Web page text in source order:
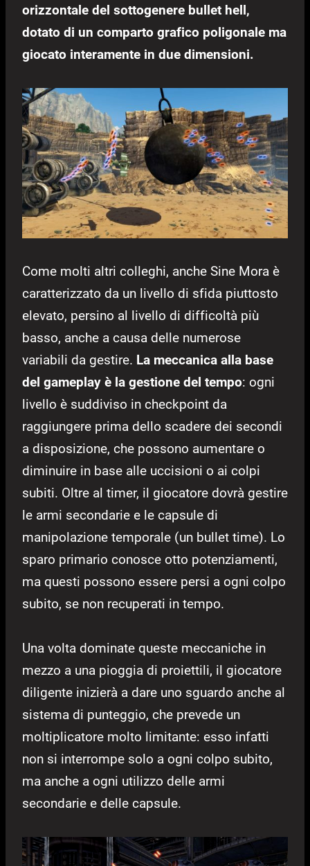
orizzontale del sottogenere bullet hell,
dotato di un comparto grafico poligonale ma
giocato interamente in due dimensioni.
Come molti altri colleghi, anche Sine Mora è
caratterizzato da un livello di sfida piuttosto
elevato, persino al livello di difficoltà più
basso, anche a causa delle numerose
variabili da gestire. La meccanica alla base
del gameplay è la gestione del tempo: ogni
livello è suddiviso in checkpoint da
raggiungere prima dello scadere dei secondi
a disposizione, che possono aumentare o
diminuire in base alle uccisioni o ai colpi
subiti. Oltre al timer, il giocatore dovrà gestire
le armi secondarie e le capsule di
manipolazione temporale (un bullet time). Lo
sparo primario conosce otto potenziamenti,
ma questi possono essere persi a ogni colpo
subito, se non recuperati in tempo.
Una volta dominate queste meccaniche in
mezzo a una pioggia di proiettili, il giocatore
diligente inizierà a dare uno sguardo anche al
sistema di punteggio, che prevede un
moltiplicatore molto limitante: esso infatti
non si interrompe solo a ogni colpo subito,
ma anche a ogni utilizzo delle armi
secondarie e delle capsule.